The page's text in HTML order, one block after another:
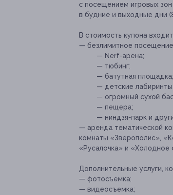
с посещением игровых
в будние и выходные дни
В стоимость купона
— безлимитное посещение
— Nerf-арена;
— тюбинг;
— батутная площадка;
— детские лабиринты;
— огромный сухой
— пещера;
— ниндзя-парк и
— аренда тематической
комнаты «Зверополис»,
«Русалочка» и «Холодное
Дополнительные услуги,
— фотосъемка;
— видеосъемка;